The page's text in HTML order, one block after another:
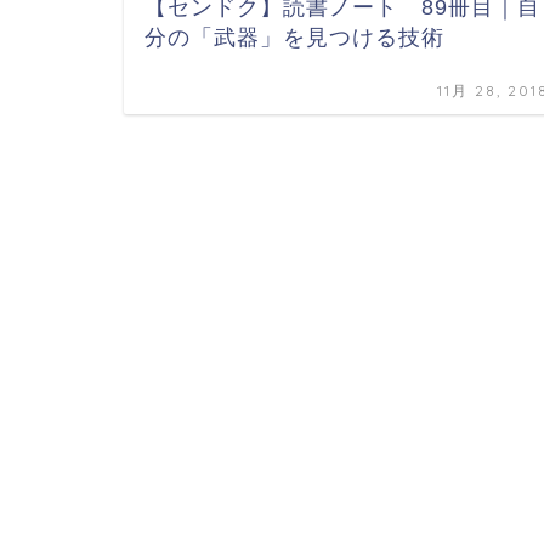
【センドク】読書ノート 89冊目｜自
分の「武器」を見つける技術
11月 28,